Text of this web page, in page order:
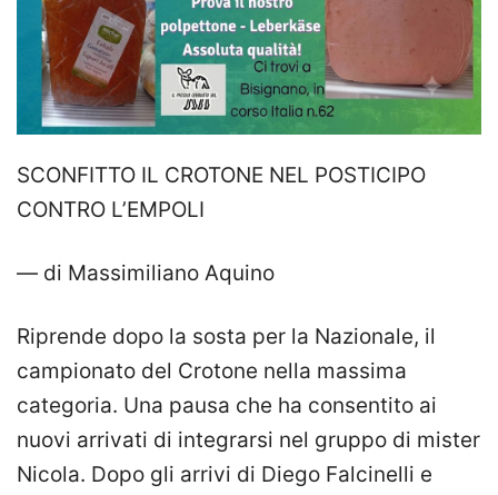
SCONFITTO IL CROTONE NEL POSTICIPO
CONTRO L’EMPOLI
— di Massimiliano Aquino
Riprende dopo la sosta per la Nazionale, il
campionato del Crotone nella massima
categoria. Una pausa che ha consentito ai
nuovi arrivati di integrarsi nel gruppo di mister
Nicola. Dopo gli arrivi di Diego Falcinelli e